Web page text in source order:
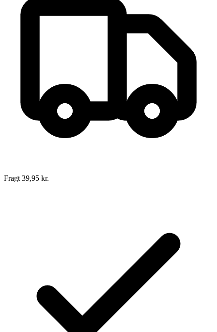
H.C. Andersen: Eventyr og Historier (Rød luksusudgave)
CARLSEN
Udgivet:
5. august 2020
Fragt 39,95 kr.